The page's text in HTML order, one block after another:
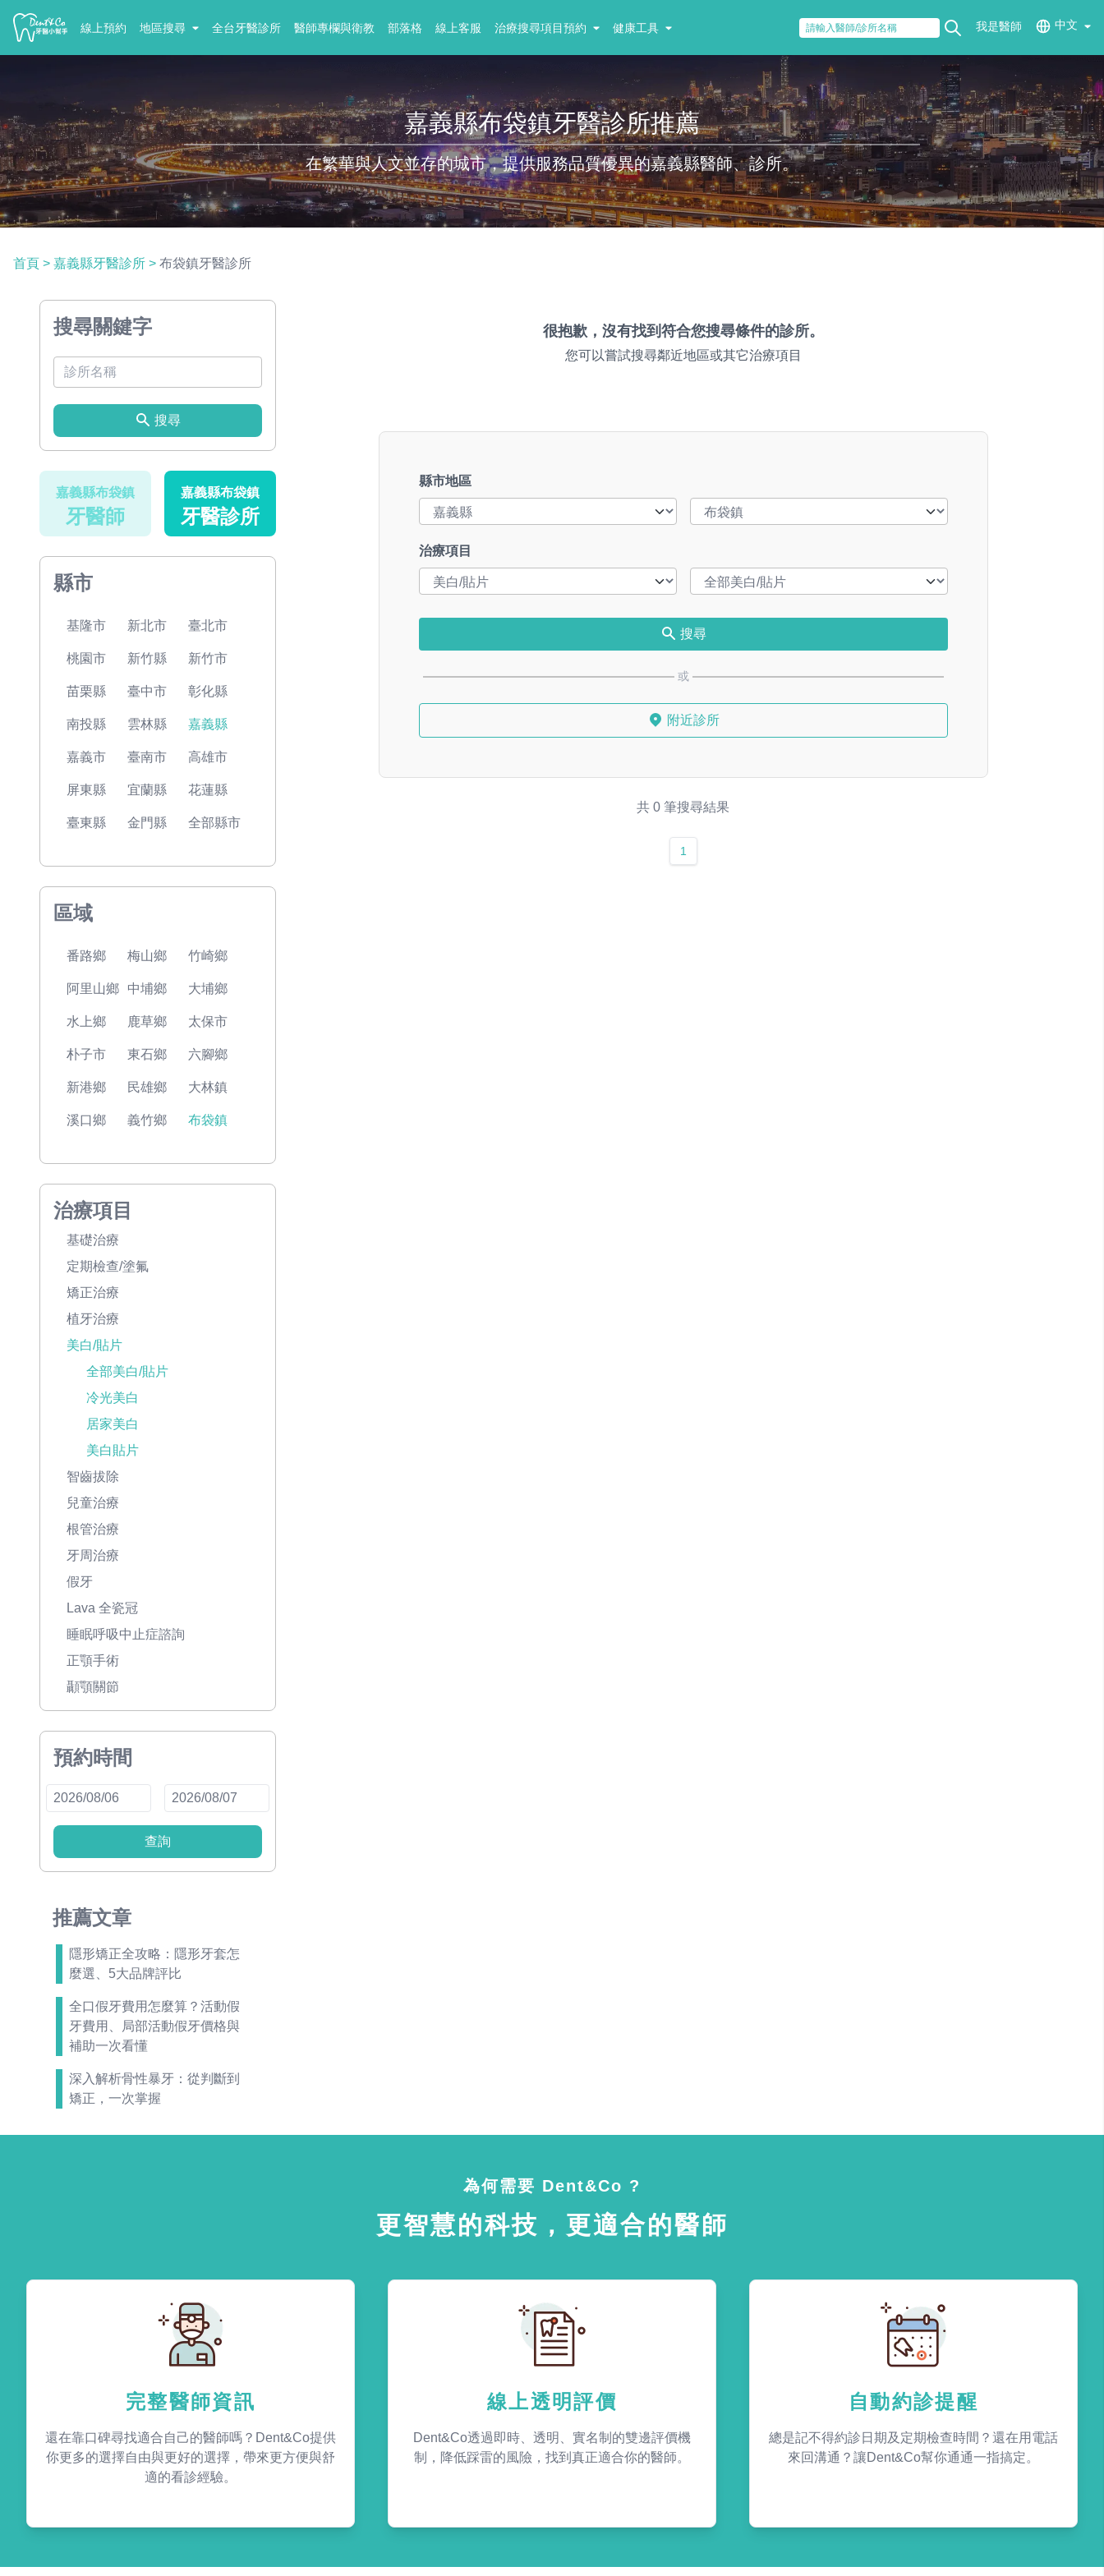
線上預約 地區搜尋 全台牙醫診所 醫師專欄與衛教 部落格 線上客服 治療搜尋項目預約 健康工具 我是醫師 中文
嘉義縣布袋鎮牙醫診所推薦
在繁華與人文並存的城市，提供服務品質優異的嘉義縣醫師、診所。
首頁 > 嘉義縣牙醫診所 > 布袋鎮牙醫診所
搜尋關鍵字
搜尋
嘉義縣布袋鎮
牙醫師
嘉義縣布袋鎮
牙醫診所
縣市
基隆市 新北市 臺北市
桃園市 新竹縣 新竹市
苗栗縣 臺中市 彰化縣
南投縣 雲林縣 嘉義縣
嘉義市 臺南市 高雄市
屏東縣 宜蘭縣 花蓮縣
臺東縣 金門縣 全部縣市
區域
番路鄉 梅山鄉 竹崎鄉
阿里山鄉 中埔鄉 大埔鄉
水上鄉 鹿草鄉 太保市
朴子市 東石鄉 六腳鄉
新港鄉 民雄鄉 大林鎮
溪口鄉 義竹鄉 布袋鎮
治療項目
基礎治療
定期檢查/塗氟
矯正治療
植牙治療
美白/貼片
全部美白/貼片
冷光美白
居家美白
美白貼片
智齒拔除
兒童治療
根管治療
牙周治療
假牙
Lava 全瓷冠
睡眠呼吸中止症諮詢
正顎手術
顳顎關節
預約時間
查詢
推薦文章
隱形矯正全攻略：隱形牙套怎
麼選、5大品牌評比
全口假牙費用怎麼算？活動假
牙費用、局部活動假牙價格與
補助一次看懂
深入解析骨性暴牙：從判斷到
矯正，一次掌握
很抱歉，沒有找到符合您搜尋條件的診所。
您可以嘗試搜尋鄰近地區或其它治療項目
縣市地區
治療項目
搜尋
或
附近診所
共 0 筆搜尋結果
1
為何需要 Dent&Co ?
更智慧的科技，更適合的醫師
完整醫師資訊
還在靠口碑尋找適合自己的醫師嗎？Dent&Co提供
你更多的選擇自由與更好的選擇，帶來更方便與舒
適的看診經驗。
線上透明評價
Dent&Co透過即時、透明、實名制的雙邊評價機
制，降低踩雷的風險，找到真正適合你的醫師。
自動約診提醒
總是記不得約診日期及定期檢查時間？還在用電話
來回溝通？讓Dent&Co幫你通通一指搞定。